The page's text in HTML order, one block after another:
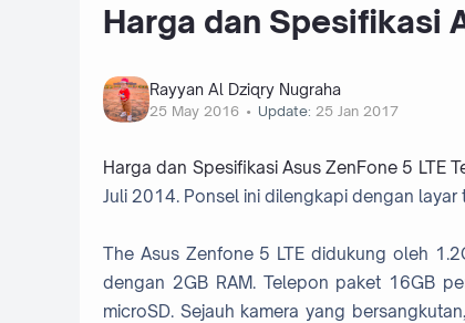
Harga dan Spesifikasi
Rayyan Al Dziqry Nugraha
25 May 2016 Update: 25 Jan 2017
Harga dan Spesifikasi Asus ZenFone 5 LTE
Juli 2014. Ponsel ini dilengkapi dengan
The Asus Zenfone 5 LTE didukung oleh
dengan 2GB RAM. Telepon paket 16GB
microSD. Sejauh kamera yang